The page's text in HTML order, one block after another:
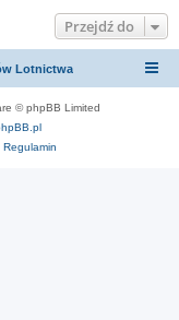
Przejdź do
Lotnictwa
© phpBB Limited
Regulamin